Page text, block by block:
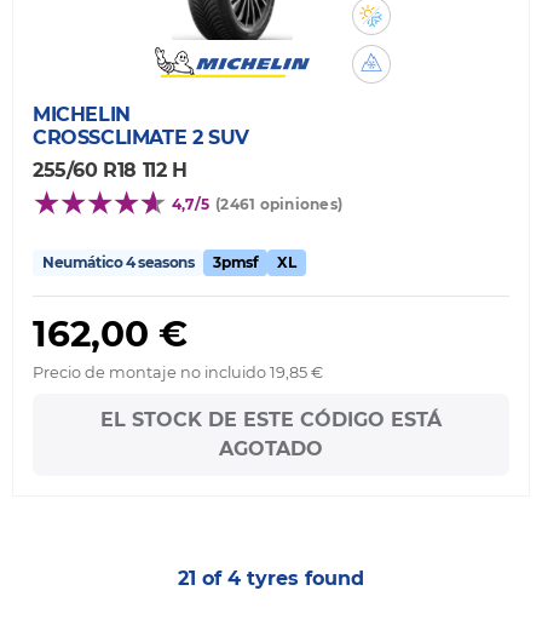
MICHELIN
CROSSCLIMATE 2 SUV
255/60 R18 112 H
4,7/5 (2461 opiniones)
Neumático 4 seasons 3pmsf XL
162,00 €
Precio de montaje no incluido 19,85 €
EL STOCK DE ESTE CÓDIGO ESTÁ
AGOTADO
21 of 4 tyres found